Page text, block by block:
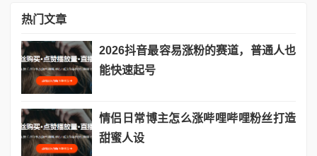
热门文章
2026抖音最容易涨粉的赛道，普通人也
能快速起号
情侣日常博主怎么涨哔哩哔哩粉丝打造
甜蜜人设